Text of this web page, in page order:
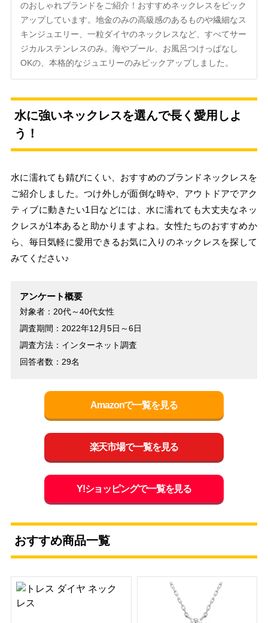
のおしゃれブランドをご紹介！おすすめネックレスをピック
アップしています。地金のみの高級感のあるものや繊細なス
キンジュエリー、一粒ダイヤのネックレスなど、すべてサー
ジカルステンレスのみ。海やプール、お風呂つけっぱなし
OKの、本格的なジュエリーのみピックアップしました。
水に強いネックレスを選んで長く愛用しよ
う！
水に濡れても錆びにくい、おすすめのブランドネックレスを
ご紹介しました。つけ外しが面倒な時や、アウトドアでアク
ティブに動きたい1日などには、水に濡れても大丈夫なネッ
クレスが1本あると助かりますよね。女性たちのおすすめか
ら、毎日気軽に愛用できるお気に入りのネックレスを探して
みてください♪
アンケート概要
対象者：20代～40代女性
調査期間：2022年12月5日～6日
調査方法：インターネット調査
回答者数：29名
Amazonで一覧を見る
楽天市場で一覧を見る
Y!ショッピングで一覧を見る
おすすめ商品一覧